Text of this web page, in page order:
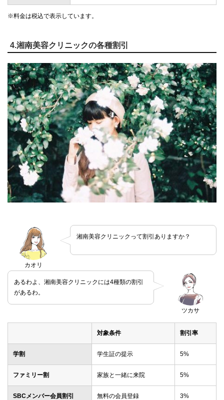
※料金は税込で表示しています。
4.湘南美容クリニックの各種割引
カオリ
湘南美容クリニックって割引ありますか？
ツカサ
あるわよ、湘南美容クリニックには4種類の割引
があるわ。
対象条件 割引率
学割 学生証の提示 5%
ファミリー割 家族と一緒に来院 5%
SBCメンバー会員割引 無料の会員登録 3%